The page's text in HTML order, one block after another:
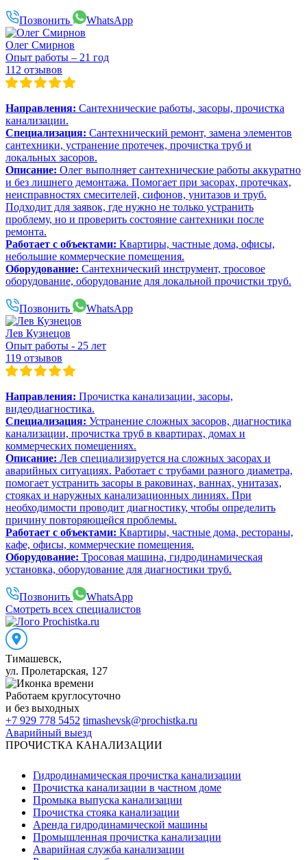
Позвонить WhatsApp
Олег Смирнов
Опыт работы – 21 год
112 отзывов
Направления: Сантехнические работы, засоры, прочистка
канализации.
Специализация: Сантехнический ремонт, замена элементов
сантехники, устранение протечек, прочистка труб и
локальных засоров.
Описание: Олег выполняет сантехнические работы аккуратно
и без лишнего демонтажа. Помогает при засорах, протечках,
неисправностях смесителей, сифонов, унитазов и труб.
Подходит для заявок, где нужно не только устранить
проблему, но и проверить состояние сантехники после
ремонта.
Работает с объектами: Квартиры, частные дома, офисы,
небольшие коммерческие помещения.
Оборудование: Сантехнический инструмент, тросовое
оборудование, оборудование для локальной прочистки труб.
Позвонить WhatsApp
Лев Кузнецов
Опыт работы - 25 лет
119 отзывов
Направления: Прочистка канализации, засоры,
видеодиагностика.
Специализация: Устранение сложных засоров, диагностика
канализации, прочистка труб в квартирах, домах и
коммерческих помещениях.
Описание: Лев специализируется на сложных засорах и
аварийных ситуациях. Работает с трубами разного диаметра,
помогает устранить засоры в раковинах, ваннах, унитазах,
стояках и наружных канализационных линиях. При
необходимости проводит диагностику, чтобы определить
причину повторяющейся проблемы.
Работает с объектами: Квартиры, частные дома, рестораны,
кафе, офисы, коммерческие помещения.
Оборудование: Тросовая машина, гидродинамическая
установка, оборудование для диагностики труб.
Позвонить
WhatsApp
Смотреть всех специалистов
Тимашевск,
ул. Пролетарская, 127
Работаем круглосуточно
и без выходных
+7 929 778 5452 timashevsk@prochistka.ru
Аварийный выезд
ПРОЧИСТКА КАНАЛИЗАЦИИ
Гидродинамическая прочистка канализации
Прочистка канализации в частном доме
Промыка выпуска канализации
Прочистка стояка канализации
Аренда гидродинамической машины
Промышленная прочистка канализации
Аварийная служба канализации